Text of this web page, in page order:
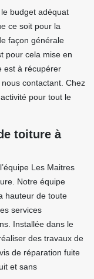
budget adéquat
ce soit pour la
façon générale
pour cela mise en
est à récupérer
contactant. Chez
pour tout le
toiture à
Les Maitres
Notre équipe
hauteur de toute
services
Installée dans le
des travaux de
de réparation fuite
et sans